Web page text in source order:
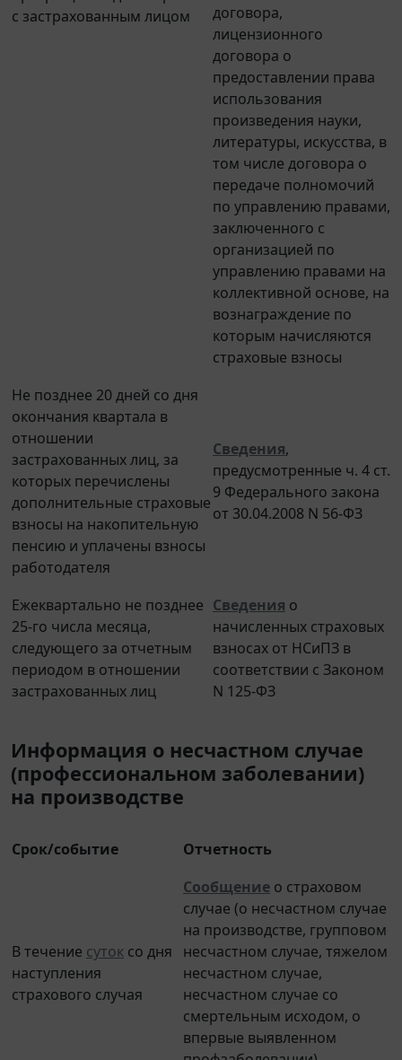
с застрахованным лицом
лицензионного
договора о
предоставлении права
использования
произведения науки,
литературы, искусства, в
том числе договора о
передаче полномочий
по управлению правами,
заключенного с
организацией по
управлению правами на
коллективной основе, на
вознаграждение по
которым начисляются
страховые взносы
Не позднее 20 дней со дня
окончания квартала в
отношении
застрахованных лиц, за
которых перечислены
дополнительные страховые
взносы на накопительную
пенсию и уплачены взносы
работодателя
Сведения
предусмотренные ч. 4 ст.
9 Федерального закона
от 30.04.2008 N 56-ФЗ
Ежеквартально не позднее
25-го числа месяца,
следующего за отчетным
периодом в отношении
застрахованных лиц
Сведения
начисленных страховых
взносах от НСиПЗ в
соответствии с Законом
N 125-ФЗ
Информация о несчастном случае
(профессиональном заболевании)
на производстве
Срок/событие Отчетность
В течение
наступления
страхового случая
Сообщение
случае (о несчастном случае
на производстве, групповом
несчастном случае, тяжелом
несчастном случае,
несчастном случае со
смертельным исходом, о
впервые выявленном
профзаболевании)